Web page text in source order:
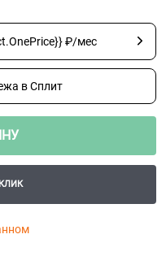
₽/мес
в Сплит